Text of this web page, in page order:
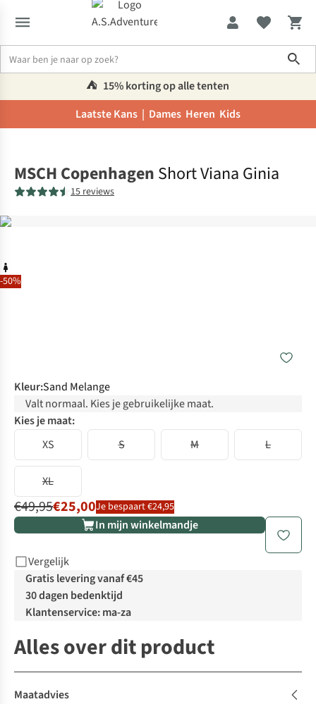
⛺️ 15% korting op alle tenten
Laatste Kans | Dames Heren Kids
-50%
MSCH Copenhagen Short Viana Ginia
15 reviews
Kleur:Sand Melange
Valt normaal. Kies je gebruikelijke maat.
Kies je maat:
XS
S M L
XL
€49,95€25,00Je bespaart €24,95
In mijn winkelmandje
Vergelijk
Gratis levering vanaf €45
30 dagen bedenktijd
Klantenservice: ma-za
Alles over dit product
Maatadvies